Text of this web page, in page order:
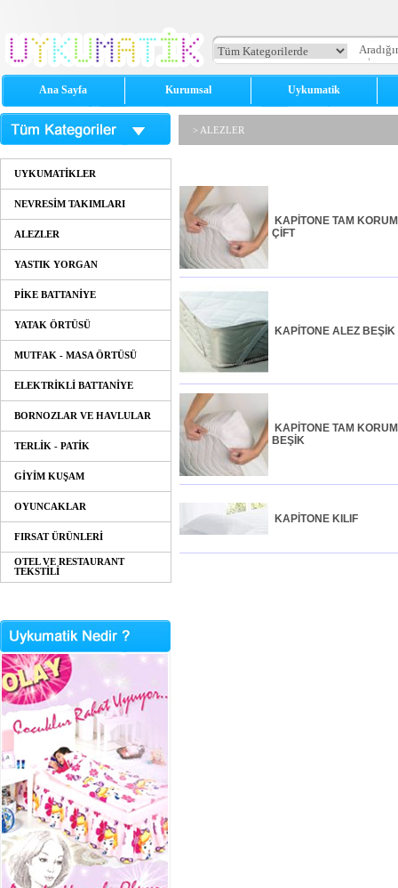
Ana Sayfa Kurumsal Uykumatik
UYKUMATİKLER
NEVRESİM TAKIMLARI
ALEZLER
YASTIK YORGAN
PİKE BATTANİYE
YATAK ÖRTÜSÜ
MUTFAK - MASA ÖRTÜSÜ
ELEKTRİKLİ BATTANİYE
BORNOZLAR VE HAVLULAR
TERLİK - PATİK
GİYİM KUŞAM
OYUNCAKLAR
FIRSAT ÜRÜNLERİ
OTEL VE RESTAURANT
TEKSTİLİ
> ALEZLER
KAPİTONE TAM
ÇİFT
KAPİTONE ALEZ BEŞİK
KAPİTONE TAM
BEŞİK
KAPİTONE KILIF